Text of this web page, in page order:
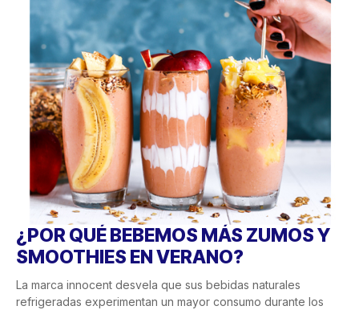
¿POR QUÉ BEBEMOS MÁS ZUMOS Y
SMOOTHIES EN VERANO?
La marca innocent desvela que sus bebidas naturales
refrigeradas experimentan un mayor consumo durante los